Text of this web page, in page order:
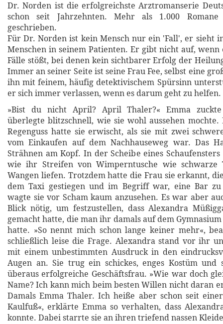
Dr. Norden ist die erfolgreichste Arztromanserie
schon seit Jahrzehnten. Mehr als 1.000
geschrieben.
Für Dr. Norden ist kein Mensch nur ein 'Fall', er sieht
Menschen in seinem Patienten. Er gibt nicht auf,
Fälle stößt, bei denen kein sichtbarer Erfolg der
Immer an seiner Seite ist seine Frau Fee, selbst eine
ihn mit feinem, häufig detektivischem Spürsinn
er sich immer verlassen, wenn es darum geht zu helfen.
»Bist du nicht April? April Thaler?« Emma
überlegte blitzschnell, wie sie wohl aussehen
Regenguss hatte sie erwischt, als sie mit zwei
vom Einkaufen auf dem Nachhauseweg war. Das
Strähnen am Kopf. In der Scheibe eines Schaufensters
wie ihr Streifen von Wimperntusche wie schwarze
Wangen liefen. Trotzdem hatte die Frau sie erkannt,
dem Taxi gestiegen und im Begriff war, eine Bar
wagte sie vor Scham kaum anzusehen. Es war aber
Blick nötig, um festzustellen, dass Alexandra
gemacht hatte, die man ihr damals auf dem
hatte. »So nennt mich schon lange keiner mehr«,
schließlich leise die Frage. Alexandra stand vor ihr
mit einem unbestimmten Ausdruck in den
Augen an. Sie trug ein schickes, enges Kostüm und
überaus erfolgreiche Geschäftsfrau. »Wie war doch
Name? Ich kann mich beim besten Willen nicht daran
Damals Emma Thaler. Ich heiße aber schon seit
Kaulfuß«, erklärte Emma so verhalten, dass
konnte. Dabei starrte sie an ihren triefend nassen